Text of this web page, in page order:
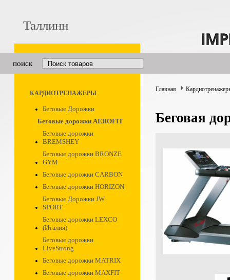
Таллинн
поиск
КАРДИОТРЕНАЖЕРЫ
Беговые Дорожки
Беговые дорожки AEROFIT
Беговые дорожки
BREMSHEY
Беговые дорожки BRONZE
GYM
Беговые дорожки CARBON
Беговые дорожки HORIZON
Беговые Дорожки JW
SPORT
Беговые дорожки LEXCO
(Италия)
Беговые дорожки
LiveStrong
Беговые дорожки MATRIX
Беговые дорожки MAXFIT
Главная
Беговая